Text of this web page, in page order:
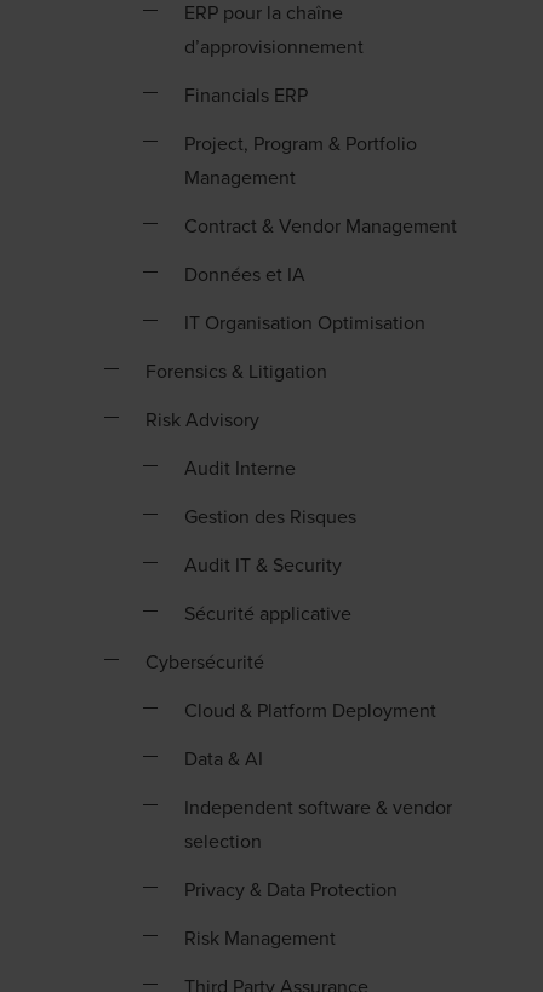
ERP pour la chaîne
d’approvisionnement
Financials ERP
Project, Program & Portfolio
Management
Contract & Vendor Management
Données et IA
IT Organisation Optimisation
Forensics & Litigation
Risk Advisory
Audit Interne
Gestion des Risques
Audit IT & Security
Sécurité applicative
Cybersécurité
Cloud & Platform Deployment
Data & AI
Independent software & vendor
selection
Privacy & Data Protection
Risk Management
Third Party Assurance